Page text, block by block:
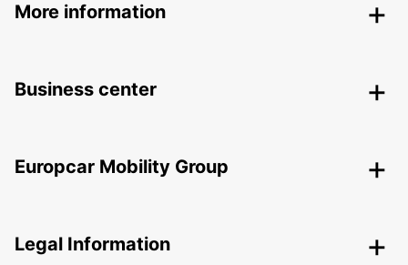
More information
Business center
Europcar Mobility Group
Legal Information